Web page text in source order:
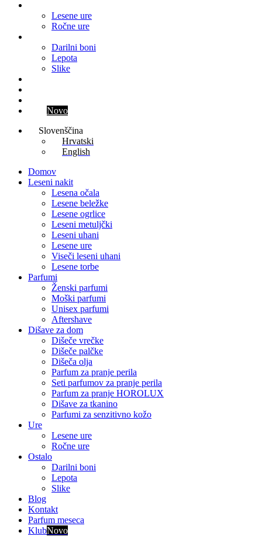
Lesene ure
Ročne ure
Darilni boni
Lepota
Slike
Novo
Slovenščina
Hrvatski
English
Domov
Leseni nakit
Lesena očala
Lesene beležke
Lesene ogrlice
Leseni metuljčki
Leseni uhani
Lesene ure
Viseči leseni uhani
Lesene torbe
Parfumi
Ženski parfumi
Moški parfumi
Unisex parfumi
Aftershave
Dišave za dom
Dišeče vrečke
Dišeče palčke
Dišeča olja
Parfum za pranje perila
Seti parfumov za pranje perila
Parfum za pranje HOROLUX
Dišave za tkanino
Parfumi za senzitivno kožo
Ure
Lesene ure
Ročne ure
Ostalo
Darilni boni
Lepota
Slike
Blog
Kontakt
Parfum meseca
KlubNovo